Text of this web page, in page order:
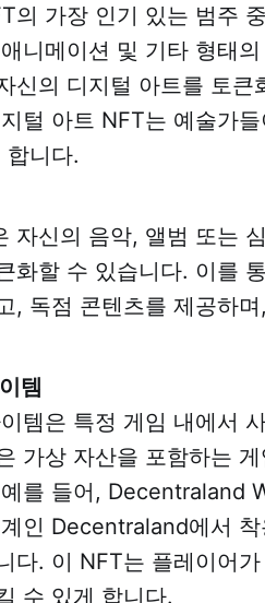
의 가장 인기 있는 범주
니메이션 및 기타 형태
신의 디지털 아트를 토
털 아트 NFT는 예술가
합니다.
자신의 음악, 앨범 또는
화할 수 있습니다. 이를
, 독점 콘텐츠를 제공하
템
템은 특정 게임 내에서
가상 자산을 포함하는
를 들어, Decentraland
인 Decentraland에서
다. 이 NFT는 플레이어
수 있게 합니다.